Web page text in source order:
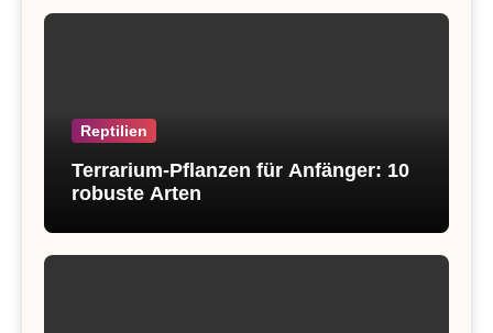
Reptilien
Terrarium-Pflanzen für Anfänger: 10
robuste Arten